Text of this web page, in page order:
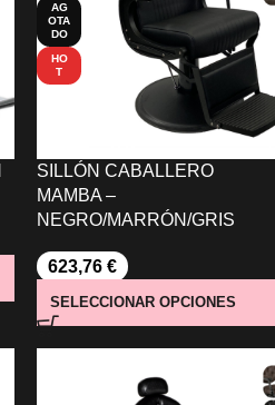
AG
OTA
DO
HO
T
SILLÓN CABALLERO
MAMBA –
NEGRO/MARRÓN/GRIS
623,76 €
SELECCIONAR OPCIONES